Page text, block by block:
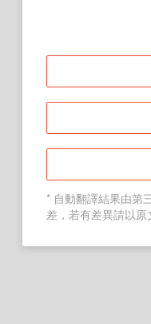
* 自動翻譯結果由第
差，若有差異請以原